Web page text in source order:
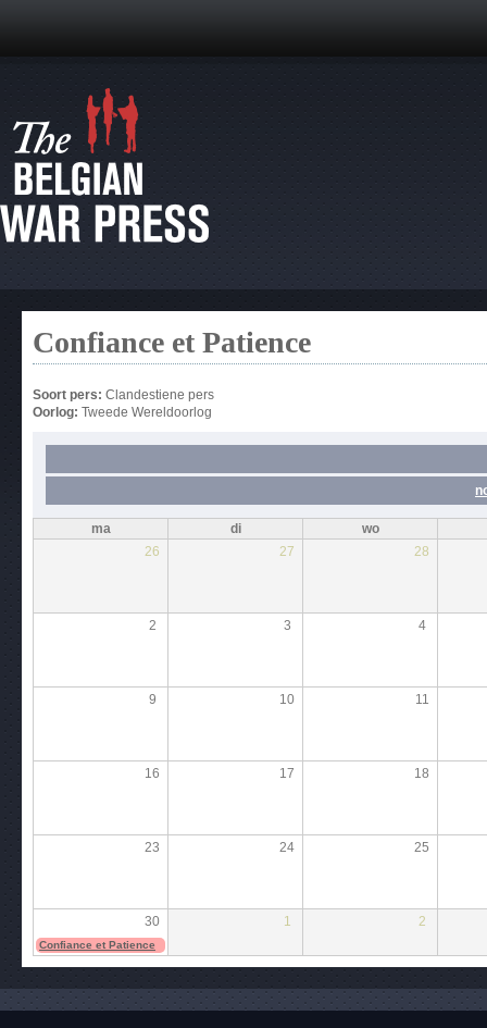
Confiance et Patience
Soort pers: Clandestiene pers
Oorlog: Tweede Wereldoorlog
ma di
wo
26
27 28
2 3 4
9 10 11
16 17 18
23 24 25
30 1 2
Confiance et Patience